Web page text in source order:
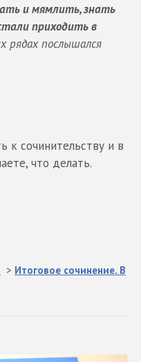
и мямлить, знать
приходить в
рядах послышался
к сочинительству и в
что делать.
> Итоговое сочинение. В